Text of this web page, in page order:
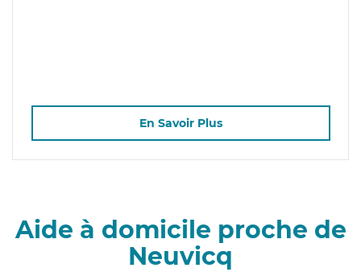
En Savoir Plus
Aide à domicile proche de
Neuvicq